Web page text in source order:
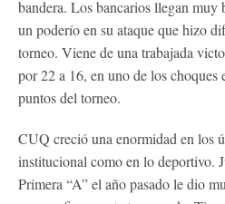
bandera. Los bancarios llegan muy
un poderío en su ataque que hizo
torneo. Viene de una trabajada
por 22 a 16, en uno de los choques
puntos del torneo.
CUQ creció una enormidad en los
institucional como en lo deportivo.
Primera “A” el año pasado le dio